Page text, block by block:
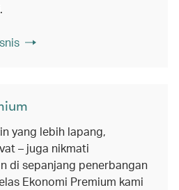
yang lebih lapang,
– juga nikmati
di sepanjang penerbangan
Ekonomi Premium kami